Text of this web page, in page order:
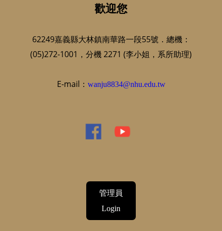
歡迎您
62249嘉義縣大林鎮南華路一段55號．總機：
(05)272-1001，分機 2271 (李小姐，系所助理)
E-mail： wanju8834@nhu.edu.tw
管理員
Login